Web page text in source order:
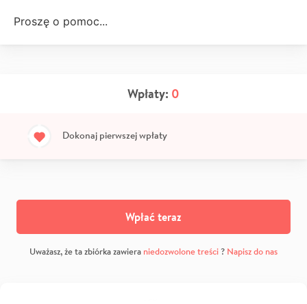
Proszę o pomoc...
Wpłaty: 0
Dokonaj pierwszej wpłaty
Wpłać teraz
Uważasz, że ta zbiórka zawiera niedozwolone treści? Napisz do nas